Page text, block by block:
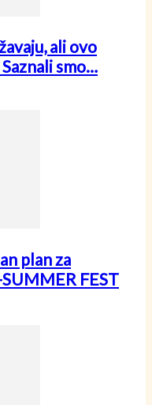
ali ovo
smo…
plan za
FEST